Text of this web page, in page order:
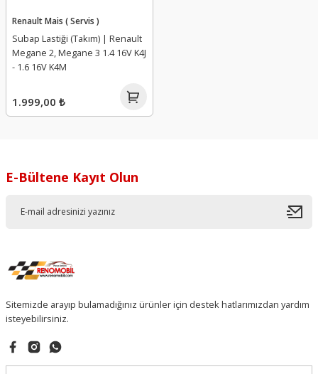
Renault Mais ( Servis )
Subap Lastiği (Takım) | Renault
Megane 2, Megane 3 1.4 16V K4J
- 1.6 16V K4M
1.999,00 ₺
E-Bültene Kayıt Olun
Sitemizde arayıp bulamadığınız ürünler için destek hatlarımızdan yardım
isteyebilirsiniz.